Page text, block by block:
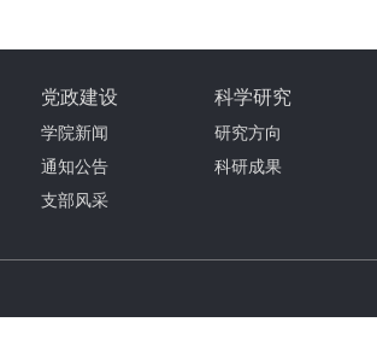
党政建设
学院新闻
通知公告
支部风采
科学研究
研究方向
科研成果